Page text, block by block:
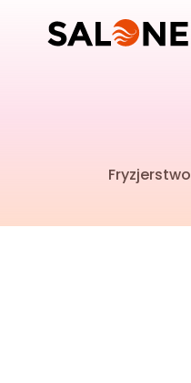
Fryzjerstwo